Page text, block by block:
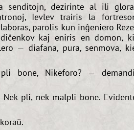
senditojn, dezirinte al ili
Ievlev trairis la
parolis kun inĝeniero
kaj eniris en domon,
— diafana, pura, senmova,
bone, Nikeforo? —
pli, nek malpli bone.